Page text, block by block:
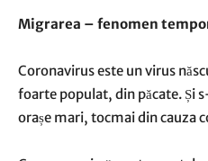
Migrarea – fenomen
Coronavirus este un virus
foarte populat, din păcate. Și
orașe mari, tocmai din cauza